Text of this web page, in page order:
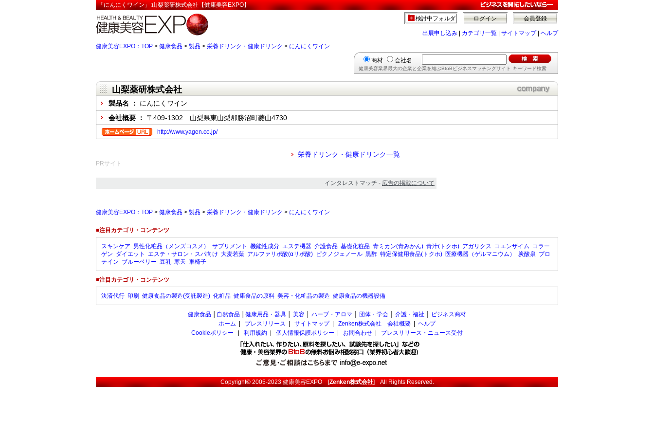
「にんにくワイン」:山梨薬研株式会社【健康美容EXPO】
会員登録
ログイン
検討中フォルダ
出展申し込み カテゴリ一覧 サイトマップ| ヘルプ
健康美容EXPO：TOP > 健康食品 > 製品 > 栄養ドリンク・健康ドリンク > にんにくワイン
商材 会社名
健康美容業界最大の企業と企業を結ぶBtoBビジネスマッチングサイト キーワード検索
山梨薬研株式会社
製品名 ： にんにくワイン
会社概要 ： 〒409-1302 山梨県東山梨郡勝沼町菱山4730
http://www.yagen.co.jp/
栄養ドリンク・健康ドリンク一覧
PRサイト
インタレストマッチ - 広告の掲載について
健康美容EXPO：TOP > 健康食品 > 製品 > 栄養ドリンク・健康ドリンク > にんにくワイン
■注目カテゴリ・コンテンツ
スキンケア 男性化粧品（メンズコスメ） サプリメント 機能性成分 エステ機器 介護食品 基礎化粧品 青ミカン(青みかん) 青汁(トクホ) アガリクス コエンザイム コラー
ゲン ダイエット エステ・サロン・スパ向け 大麦若葉 アルファリポ酸(αリポ酸) ピクノジェノール 黒酢 特定保健用食品(トクホ) 医療機器（ゲルマニウム） 炭酸泉 プロ
テイン ブルーベリー 豆乳 寒天 車椅子
■注目カテゴリ・コンテンツ
決済代行 印刷 健康食品の製造(受託製造) 化粧品 健康食品の原料 美容・化粧品の製造 健康食品の機器設備
健康食品 自然食品 健康用品・器具 美容 ハーブ・アロマ 団体・学会 介護・福祉
ビジネス商材
ホーム
プレスリリース サイトマップ| Zenken株式会社 会社概要
ヘルプ
Cookieポリシー
利用規約 個人情報保護ポリシー お問合わせ プレスリリース・ニュース受付
Copyright© 2005-2023健康美容EXPO[Zenken株式会社] All Rights Reserved.